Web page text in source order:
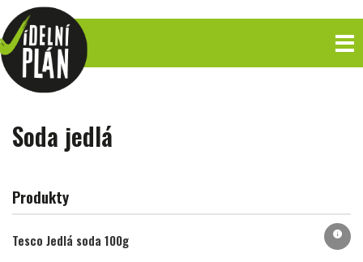
Soda jedlá
Produkty
Tesco Jedlá soda 100g info